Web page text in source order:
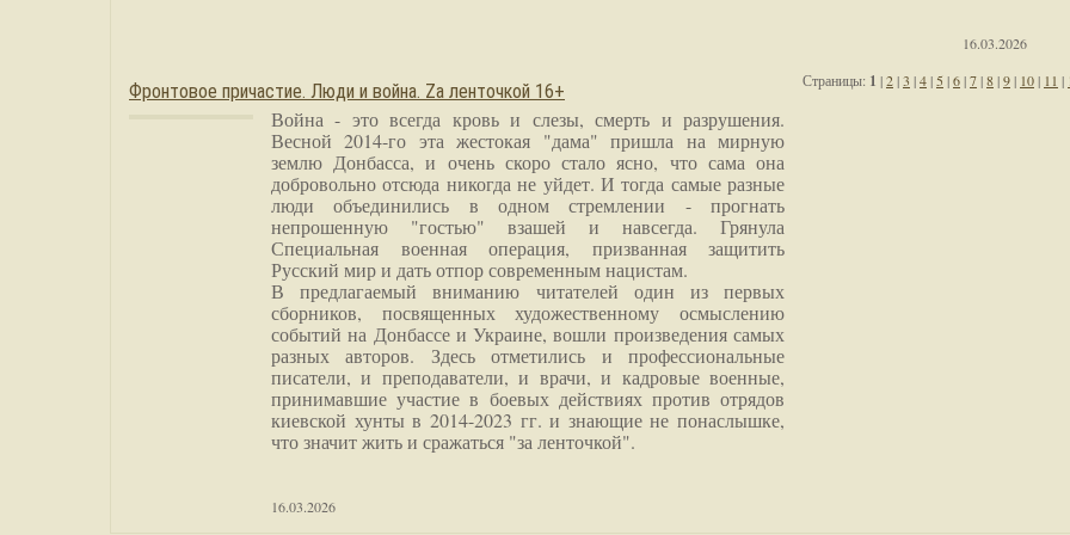
16.03.2026
Фронтовое причастие. Люди и война. Zа ленточкой 16+
Война - это всегда кровь и слезы, смерть и разрушения.
Весной 2014-го эта жестокая "дама" пришла на мирную
землю Донбасса, и очень скоро стало ясно, что сама она
добровольно отсюда никогда не уйдет. И тогда самые разные
люди объединились в одном стремлении - прогнать
непрошенную "гостью" взашей и навсегда. Грянула
Специальная военная операция, призванная защитить
Русский мир и дать отпор современным нацистам.
В предлагаемый вниманию читателей один из первых
сборников, посвященных художественному осмыслению
событий на Донбассе и Украине, вошли произведения самых
разных авторов. Здесь отметились и профессиональные
писатели, и преподаватели, и врачи, и кадровые военные,
принимавшие участие в боевых действиях против отрядов
киевской хунты в 2014-2023 гг. и знающие не понаслышке,
что значит жить и сражаться "за ленточкой".
16.03.2026
Страницы: 1 |2|3 |4| 5 |6|7|8|9| 10| 11 |